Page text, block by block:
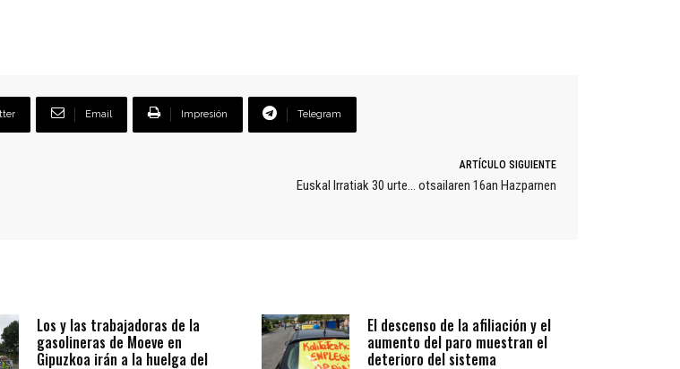
Email Impresión Telegram
ARTÍCULO SIGUIENTE
Euskal Irratiak 30 urte… otsailaren 16an Hazparnen
Los y las trabajadoras de la
gasolineras de Moeve en
Gipuzkoa irán a la huelga del
El descenso de la afiliación y el
aumento del paro muestran el
deterioro del sistema